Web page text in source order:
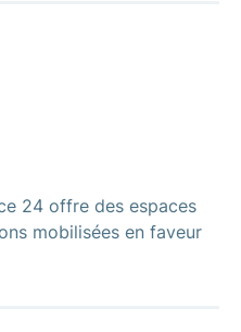
24 offre des espaces
mobilisées en faveur